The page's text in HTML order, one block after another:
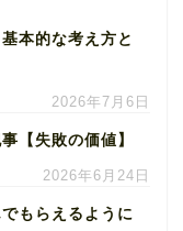
本的な考え方と
2026年7月6日
【失敗の価値】
2026年6月24日
もらえるように